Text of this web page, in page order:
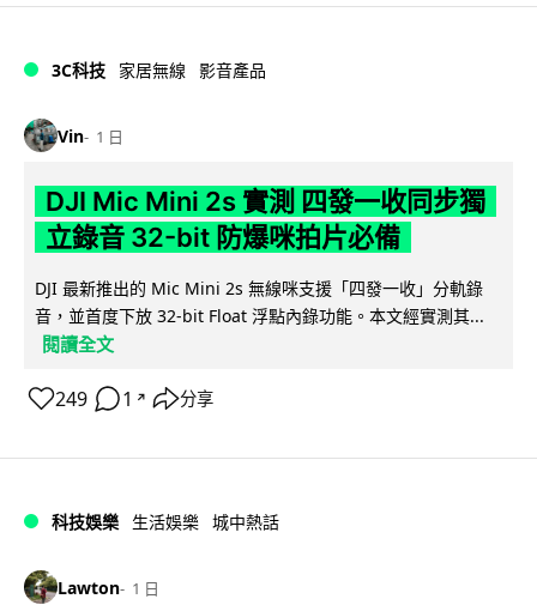
3C科技 家居無線 影音產品
Vin 1 日
DJI Mic Mini 2s 實測 四發一收同步獨
立錄音 32-bit 防爆咪拍片必備
DJI 最新推出的 Mic Mini 2s 無線咪支援「四發一收」分軌錄
音，並首度下放 32-bit Float 浮點內錄功能。本文經實測其...
閱讀全文
249 1 ↗ 分享
科技娛樂 生活娛樂 城中熱話
Lawton 1 日